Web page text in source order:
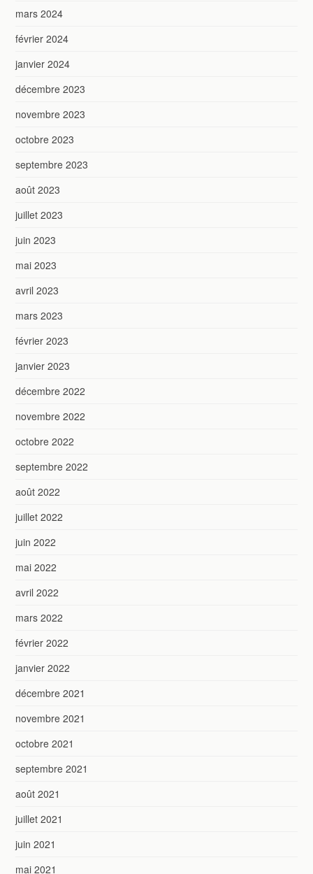
mars 2024
février 2024
janvier 2024
décembre 2023
novembre 2023
octobre 2023
septembre 2023
août 2023
juillet 2023
juin 2023
mai 2023
avril 2023
mars 2023
février 2023
janvier 2023
décembre 2022
novembre 2022
octobre 2022
septembre 2022
août 2022
juillet 2022
juin 2022
mai 2022
avril 2022
mars 2022
février 2022
janvier 2022
décembre 2021
novembre 2021
octobre 2021
septembre 2021
août 2021
juillet 2021
juin 2021
mai 2021